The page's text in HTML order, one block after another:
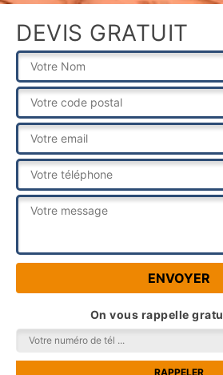
DEVIS GRATUIT
On vous rappelle